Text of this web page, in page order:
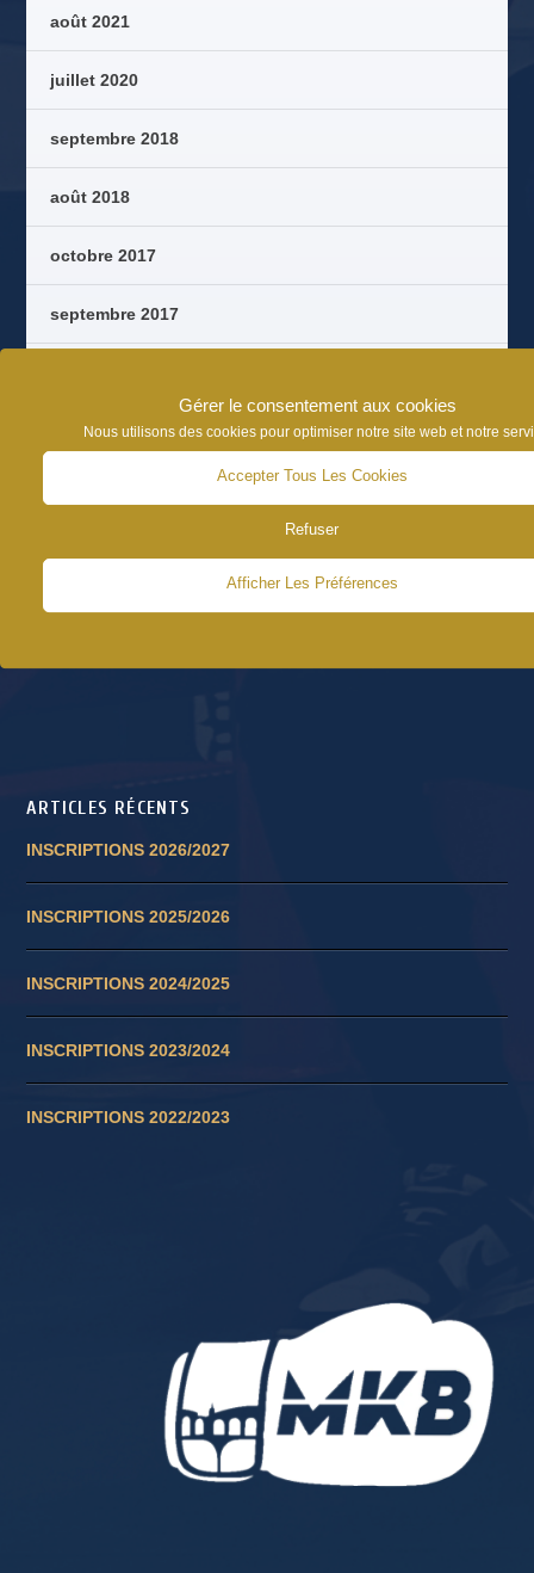
Gérer le consentement aux cookies
Nous utilisons des cookies pour optimiser notre site web et notre
Accepter Tous Les Cookies
Refuser
Afficher Les Préférences
août 2021
juillet 2020
septembre 2018
août 2018
octobre 2017
septembre 2017
juin 2017
CATÉGORIES D’ARTICLES
ARTICLES RÉCENTS
INSCRIPTIONS 2026/2027
INSCRIPTIONS 2025/2026
INSCRIPTIONS 2024/2025
INSCRIPTIONS 2023/2024
INSCRIPTIONS 2022/2023